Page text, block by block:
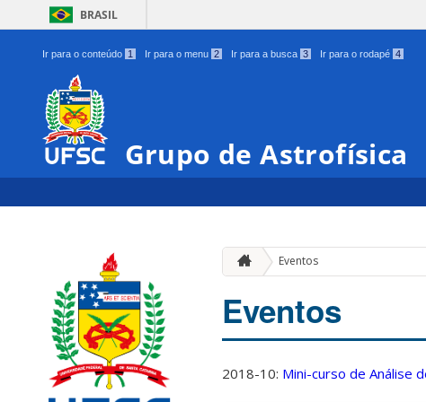
BRASIL
Ir para o conteúdo 1 Ir para o menu 2 Ir para a busca 3 Ir para o rodapé 4
Grupo de Astrofísica
Eventos
Eventos
2018-10: Mini-curso de Análise